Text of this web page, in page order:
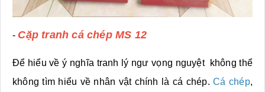
- Cặp tranh cá chép MS 12
Để hiểu về ý nghĩa tranh lý ngư vọng nguyệt không thể
không tìm hiểu về nhân vật chính là cá chép.Cá chép,